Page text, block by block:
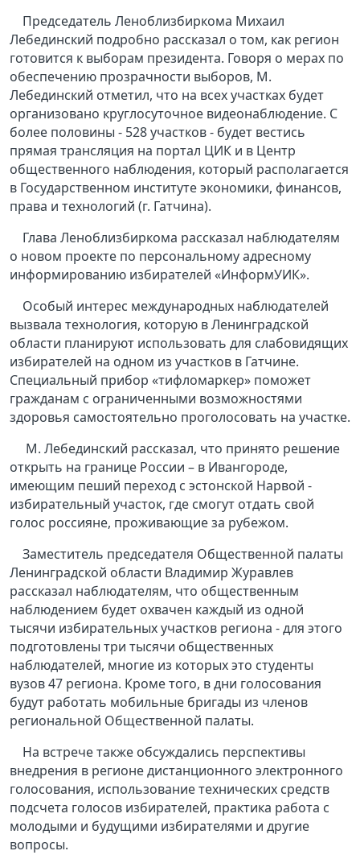
Председатель Леноблизбиркома Михаил
Лебединский подробно рассказал о том, как регион
готовится к выборам президента. Говоря о мерах по
обеспечению прозрачности выборов, М.
Лебединский отметил, что на всех участках будет
организовано круглосуточное видеонаблюдение. С
более половины - 528 участков - будет вестись
прямая трансляция на портал ЦИК и в Центр
общественного наблюдения, который располагается
в Государственном институте экономики, финансов,
права и технологий (г. Гатчина).
Глава Леноблизбиркома рассказал наблюдателям
о новом проекте по персональному адресному
информированию избирателей «ИнформУИК».
Особый интерес международных наблюдателей
вызвала технология, которую в Ленинградской
области планируют использовать для слабовидящих
избирателей на одном из участков в Гатчине.
Специальный прибор «тифломаркер» поможет
гражданам с ограниченными возможностями
здоровья самостоятельно проголосовать на участке.
М. Лебединский рассказал, что принято решение
открыть на границе России – в Ивангороде,
имеющим пеший переход с эстонской Нарвой -
избирательный участок, где смогут отдать свой
голос россияне, проживающие за рубежом.
Заместитель председателя Общественной палаты
Ленинградской области Владимир Журавлев
рассказал наблюдателям, что общественным
наблюдением будет охвачен каждый из одной
тысячи избирательных участков региона - для этого
подготовлены три тысячи общественных
наблюдателей, многие из которых это студенты
вузов 47 региона. Кроме того, в дни голосования
будут работать мобильные бригады из членов
региональной Общественной палаты.
На встрече также обсуждались перспективы
внедрения в регионе дистанционного электронного
голосования, использование технических средств
подсчета голосов избирателей, практика работа с
молодыми и будущими избирателями и другие
вопросы.